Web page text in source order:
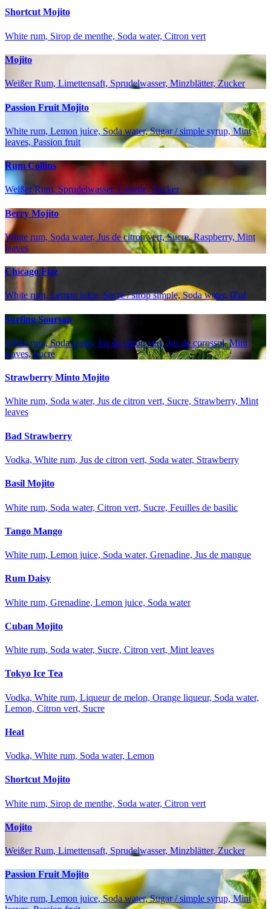
Shortcut Mojito
White rum, Sirop de menthe, Soda water, Citron vert
Mojito
Weißer Rum, Limettensaft, Sprudelwasser, Minzblätter, Zucker
Passion Fruit Mojito
White rum, Lemon juice, Soda water, Sugar / simple syrup, Mint
leaves, Passion fruit
Rum Collins
Weißer Rum, Sprudelwasser, Limette, Zucker
Berry Mojito
White rum, Soda water, Jus de citron vert, Sucre, Raspberry, Mint
leaves
Chicago Fizz
White rum, Lemon juice, Sucre / sirop simple, Soda water, Œuf
Surfing Soursap
White rum, Soda water, Jus de citron vert, Jus de corossol, Mint
leaves, Sucre
Strawberry Minto Mojito
White rum, Soda water, Jus de citron vert, Sucre, Strawberry, Mint
leaves
Bad Strawberry
Vodka, White rum, Jus de citron vert, Soda water, Strawberry
Basil Mojito
White rum, Soda water, Citron vert, Sucre, Feuilles de basilic
Tango Mango
White rum, Lemon juice, Soda water, Grenadine, Jus de mangue
Rum Daisy
White rum, Grenadine, Lemon juice, Soda water
Cuban Mojito
White rum, Soda water, Sucre, Citron vert, Mint leaves
Tokyo Ice Tea
Vodka, White rum, Liqueur de melon, Orange liqueur, Soda water,
Lemon, Citron vert, Sucre
Heat
Vodka, White rum, Soda water, Lemon
Shortcut Mojito
White rum, Sirop de menthe, Soda water, Citron vert
Mojito
Weißer Rum, Limettensaft, Sprudelwasser, Minzblätter, Zucker
Passion Fruit Mojito
White rum, Lemon juice, Soda water, Sugar / simple syrup, Mint